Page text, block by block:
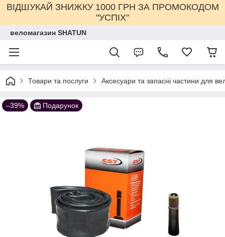
ВІДШУКАЙ ЗНИЖКУ 1000 ГРН ЗА ПРОМОКОДОМ
"УСПІХ"
веломагазин SHATUN
Товари та послуги Аксесуари та запасні частини для
–39% Подарунок